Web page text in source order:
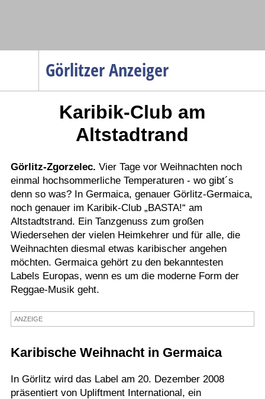
Görlitzer Anzeiger
Wirtschaft
Service
Verkehr
Gesundheit
Kultur
Sport
Karibik-Club am
Altstadtrand
Görlitz-Zgorzelec. Vier Tage vor Weihnachten noch
einmal hochsommerliche Temperaturen - wo gibt´s
denn so was? In Germaica, genauer Görlitz-Germaica,
noch genauer im Karibik-Club „BASTA!“ am
Altstadtstrand. Ein Tanzgenuss zum großen
Wiedersehen der vielen Heimkehrer und für alle, die
Weihnachten diesmal etwas karibischer angehen
möchten. Germaica gehört zu den bekanntesten
Labels Europas, wenn es um die moderne Form der
Reggae-Musik geht.
ANZEIGE
Karibische Weihnacht in Germaica
In Görlitz wird das Label am 20. Dezember 2008
präsentiert von Upliftment International, ein